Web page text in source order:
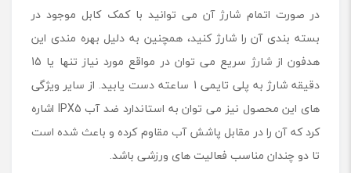
در صورت اتمام شارژ آن می توانید با کمک کابل موجود در
بسته بندی آن را شارژ کنید، همچنین به دلیل بهره مندی این
هدفون از شارژ سریع می توان در مواقع مورد نیاز تنها یا 15
دقیقه شارژ به پلی تایمی 1 ساعته دست یابید. از سایر ویژگی
های این محصول نیز می توان به استاندارد ضد آب IPX5 اشاره
کرد که آن را در مقابل پاشش آب مقاوم کرده و باعث شده است
تا دو چندان مناسب فعالیت های ورزشی باشد.